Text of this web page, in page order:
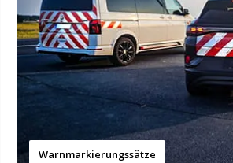
Warnmarkierungssätze